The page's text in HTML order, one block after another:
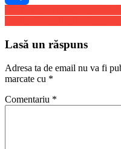
Share
Navigare
în
articole
Lasă un răspuns
Adresa ta de email nu va fi
marcate cu *
Comentariu *